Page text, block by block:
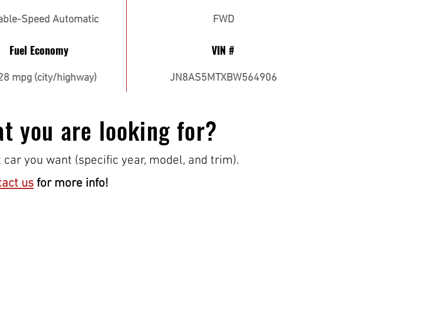
Speed Automatic FWD
Fuel Economy
mpg (city/highway)
VIN #
JN8AS5MTXBW564906
you are looking for?
you want (specific year, model, and trim).
us for more info!